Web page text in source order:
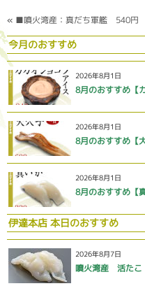
« ■噴火湾産：真だち軍艦 540円
今月のおすすめ
2026年8月1日
8月のおすすめ【
2026年8月1日
8月のおすすめ【
2026年8月1日
8月のおすすめ【
伊達本店 本日のおすすめ
2026年8月7日
噴火湾産 活た